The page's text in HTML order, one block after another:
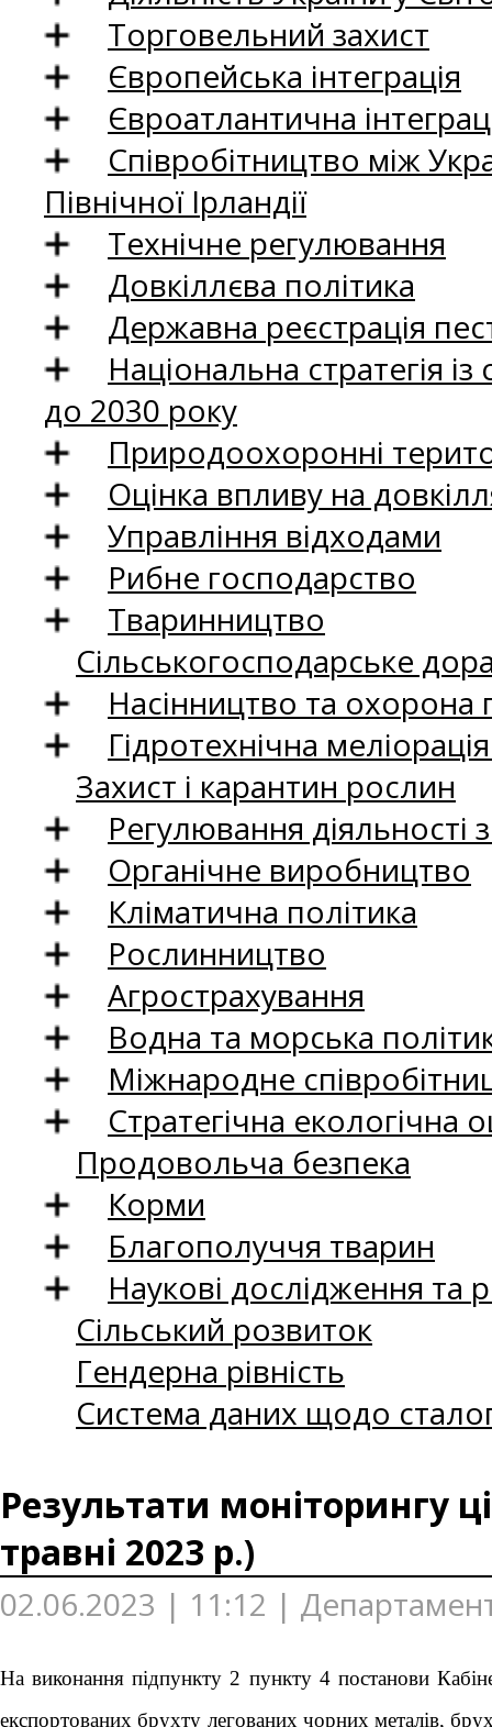
Торговельний захист
Європейська інтеграція
Євроатлантична
Співробітництво між
Північної Ірландії
Технічне регулювання
Довкіллєва політика
Державна реєстрація
Національна стратегія
до 2030 року
Природоохоронні
Оцінка впливу на
Управління відходами
Рибне господарство
Тваринництво
Сільськогосподарське
Насінництво та
Гідротехнічна
Захист і карантин рослин
Регулювання
Органічне виробництво
Кліматична політика
Рослинництво
Агрострахування
Водна та морська
Міжнародне
Стратегічна екологічна
Продовольча безпека
Корми
Благополуччя тварин
Наукові дослідження та
Сільський розвиток
Гендерна рівність
Система даних щодо
Результати моніторингу
травні 2023 р.)
02.06.2023 | 11:12 |
На виконання підпункту 2 пункту 4 постанови
експортованих брухту легованих чорних металів,